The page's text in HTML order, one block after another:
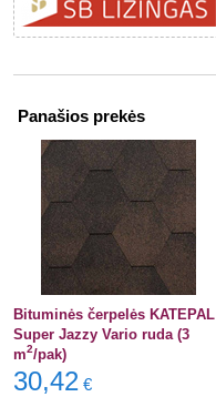
Panašios prekės
Bituminės čerpelės KATEPAL
Super Jazzy Vario ruda (3
m2/pak)
30,42 €